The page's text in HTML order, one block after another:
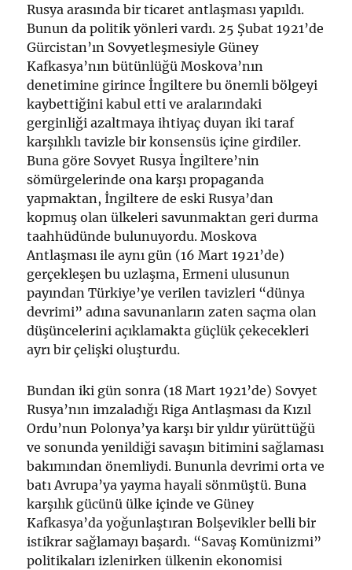
Rusya arasında bir ticaret antlaşması yapıldı.
Bunun da politik yönleri vardı. 25 Şubat 1921’de
Gürcistan’ın Sovyetleşmesiyle Güney
Kafkasya’nın bütünlüğü Moskova’nın
denetimine girince İngiltere bu önemli bölgeyi
kaybettiğini kabul etti ve aralarındaki
gerginliği azaltmaya ihtiyaç duyan iki taraf
karşılıklı tavizle bir konsensüs içine girdiler.
Buna göre Sovyet Rusya İngiltere’nin
sömürgelerinde ona karşı propaganda
yapmaktan, İngiltere de eski Rusya’dan
kopmuş olan ülkeleri savunmaktan geri durma
taahhüdünde bulunuyordu. Moskova
Antlaşması ile aynı gün (16 Mart 1921’de)
gerçekleşen bu uzlaşma, Ermeni ulusunun
payından Türkiye’ye verilen tavizleri “dünya
devrimi” adına savunanların zaten saçma olan
düşüncelerini açıklamakta güçlük çekecekleri
ayrı bir çelişki oluşturdu.
Bundan iki gün sonra (18 Mart 1921’de) Sovyet
Rusya’nın imzaladığı Riga Antlaşması da Kızıl
Ordu’nun Polonya’ya karşı bir yıldır yürüttüğü
ve sonunda yenildiği savaşın bitimini sağlaması
bakımından önemliydi. Bununla devrimi orta ve
batı Avrupa’ya yayma hayali sönmüştü. Buna
karşılık gücünü ülke içinde ve Güney
Kafkasya’da yoğunlaştıran Bolşevikler belli bir
istikrar sağlamayı başardı. “Savaş Komünizmi”
politikaları izlenirken ülkenin ekonomisi